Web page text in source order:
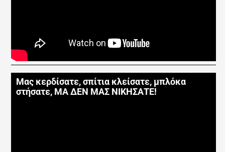
Μας κερδίσατε, σπίτια κλείσατε, μπλόκα
στήσατε, ΜΑ ΔΕΝ ΜΑΣ ΝΙΚΗΣΑΤΕ!